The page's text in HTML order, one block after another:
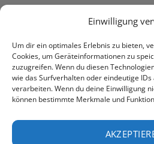
Einwilligung
Um dir ein optimales Erlebnis zu bieten,
Cookies, um Geräteinformationen zu
zuzugreifen. Wenn du diesen
wie das Surfverhalten oder eindeutige
verarbeiten. Wenn du deine Einwilligung
können bestimmte Merkmale und
um den Kauf